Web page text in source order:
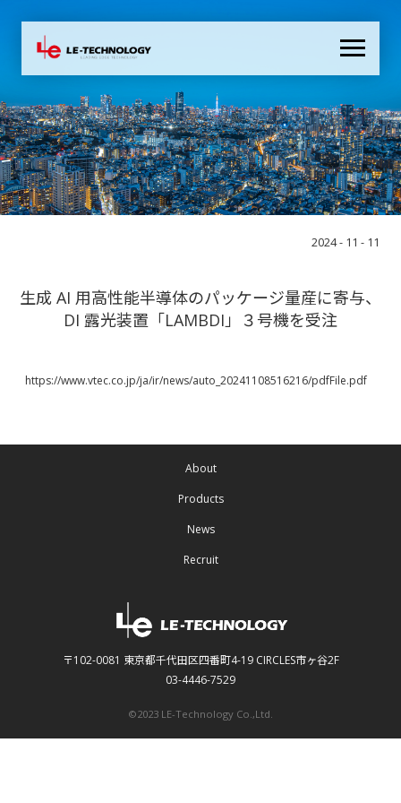
生成 AI 用高性能半導体のパッケージ量産に寄与、
DI 露光装置「LAMBDI」３号機を受注
2024 - 11 - 11
https://www.vtec.co.jp/ja/ir/news/auto_20241108516216/pdfFile.pdf
〒102-0081 東京都千代田区四番町4-19 CIRCLES市ヶ谷2F
03-4446-7529
About
Products
News
Recruit
©2023 LE-Technology Co.,Ltd.